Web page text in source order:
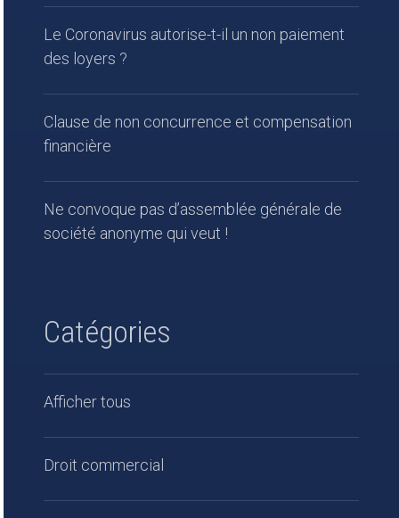
Le Coronavirus autorise-t-il un non paiement
des loyers ?
Clause de non concurrence et compensation
financière
Ne convoque pas d’assemblée générale de
société anonyme qui veut !
Catégories
Afficher tous
Droit commercial